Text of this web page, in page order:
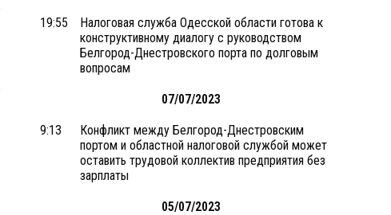
19:55
Налоговая служба Одесской области готова к
конструктивному диалогу с руководством
Белгород-Днестровского порта по долговым
вопросам
07/07/2023
9:13
Конфликт между Белгород-Днестровским
портом и областной налоговой службой может
оставить трудовой коллектив предприятия без
зарплаты
05/07/2023